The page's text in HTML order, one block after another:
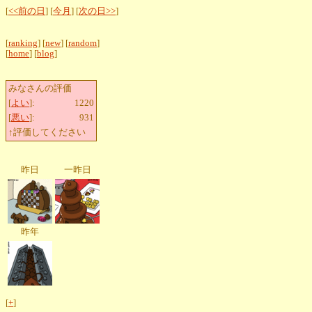
[<<前の日 ] [今月 ] [次の日>>]
[ranking] [new] [random]
[home] [blog]
みなさんの評価
[よい]:
1220
[悪い]:
931
↑評価してください
昨日 一昨日
昨年
[+]